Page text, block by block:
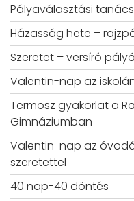
Pályaválasztási
Házasság hete –
Szeretet – versíró
Valentin-nap az
Termosz gyakorlat a
Gimnáziumban
Valentin-nap az
szeretettel
40 nap-40 döntés